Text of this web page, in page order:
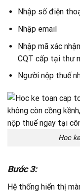
Nhập số điện
Nhập email
Nhập mã xác
CQT cấp tại thư
Người nộp thuế
Hoc
Bước 3:
Hệ thống hiển thị